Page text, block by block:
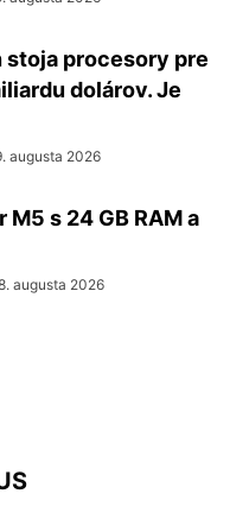
stoja procesory pre
dolárov. Je
augusta 2026
M5 s 24 GB RAM a
augusta 2026